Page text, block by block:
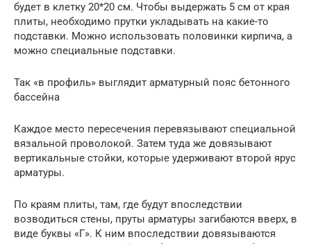
будет в клетку 20*20 см. Чтобы выдержать 5 см от края
плиты, необходимо прутки укладывать на какие-то
подставки. Можно использовать половинки кирпича, а
можно специальные подставки.
Так «в профиль» выглядит арматурный пояс бетонного
бассейна
Каждое место пересечения перевязывают специальной
вязальной проволокой. Затем туда же довязывают
вертикальные стойки, которые удерживают второй ярус
арматуры.
По краям плиты, там, где будут впоследствии
возводиться стены, пруты арматуры загибаются вверх, в
виде буквы «Г». К ним впоследствии довязываются